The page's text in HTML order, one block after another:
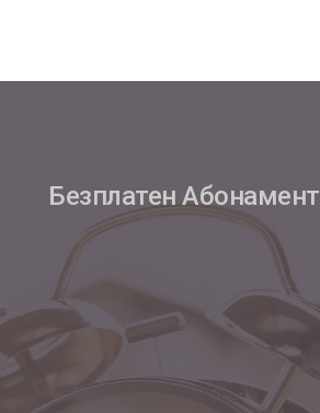
Безплатен Абонамент